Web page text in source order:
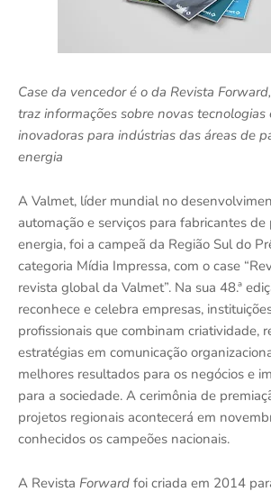
Case da vencedor é o da Revista
traz informações sobre novas tecnologias
inovadoras para indústrias das áreas de
energia
A Valmet, líder mundial no
automação e serviços para fabricantes de
energia, foi a campeã da Região Sul do
categoria Mídia Impressa, com o case
revista global da Valmet”. Na sua 48.ª
reconhece e celebra empresas,
profissionais que combinam criatividade,
estratégias em comunicação
melhores resultados para os negócios e
para a sociedade. A cerimônia de
projetos regionais acontecerá em
conhecidos os campeões nacionais.
A Revista Forward foi criada em 2014